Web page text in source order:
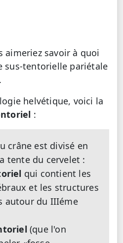
aimeriez savoir à quoi
sus-tentorielle pariétale
helvétique, voici la
:
crâne est divisé en
tente du cervelet :
qui contient les
et les structures
autour du IIIéme
(que l'on